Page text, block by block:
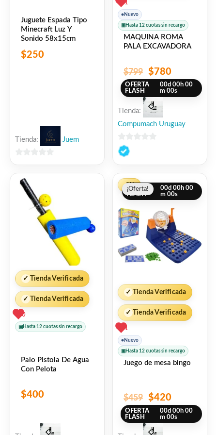
Juguete Espada Tipo
Minecraft Luz Y
Sonido 58x15cm
$250
Tienda: Juem
1
● Nuevo
▣ Hasta 12 cuotas sin recargo
MAQUINA ROMA
PALA EXCAVADORA
$799 $780
OFERTA
FLASH
00d 00h 00
m 00s
Tienda:
Compumach Uruguay
0
de
✓ Tienda Verificada
✓ Tienda Verificada
0
▣ Hasta 12 cuotas sin recargo
Palo Pistola De Agua
Con Pelota
$400
¡Oferta!
-8%
OFERTA
FLASH
00d00h00
m00s
✓ Tienda Verificada
✓ Tienda Verificada
1
● Nuevo
▣ Hasta 12 cuotas sin recargo
¡Oferta!
Juego de mesa bingo
$459
precio
era:
$459.
$420
precio
es:
$420.
OFERTA
FLASH
00d 00h 00
m 00s